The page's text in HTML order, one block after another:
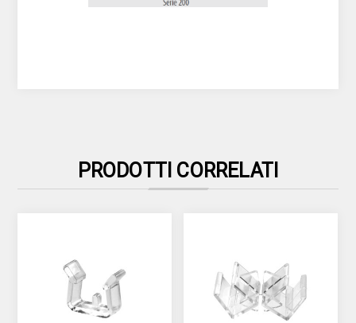
PRODOTTI CORRELATI